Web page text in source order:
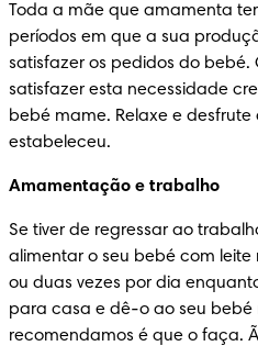
Toda a mãe que amamenta
períodos em que a sua
satisfazer os pedidos do
satisfazer esta necessidade
bebé mame. Relaxe e
estabeleceu.
Amamentação e trabalho
Se tiver de regressar ao
alimentar o seu bebé com leite
ou duas vezes por dia
para casa e dê-o ao seu bebé
recomendamos é que o faça.